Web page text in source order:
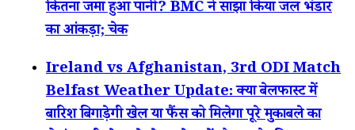
कितना जमा हुआ पानी? BMC ने साझा किया जल भंडार
का आंकड़ा; चेक
Ireland vs Afghanistan, 3rd ODI Match
Belfast Weather Update: क्या बेलफास्ट में
बारिश बिगाड़ेगी खेल या फैंस को मिलेगा पूरे मुकाबले का